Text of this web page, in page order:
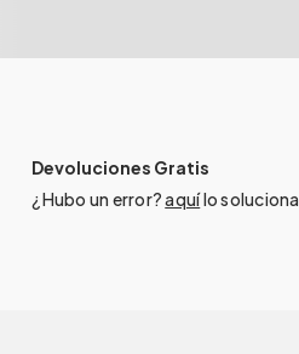
Devoluciones Gratis
¿Hubo un error?aquílo